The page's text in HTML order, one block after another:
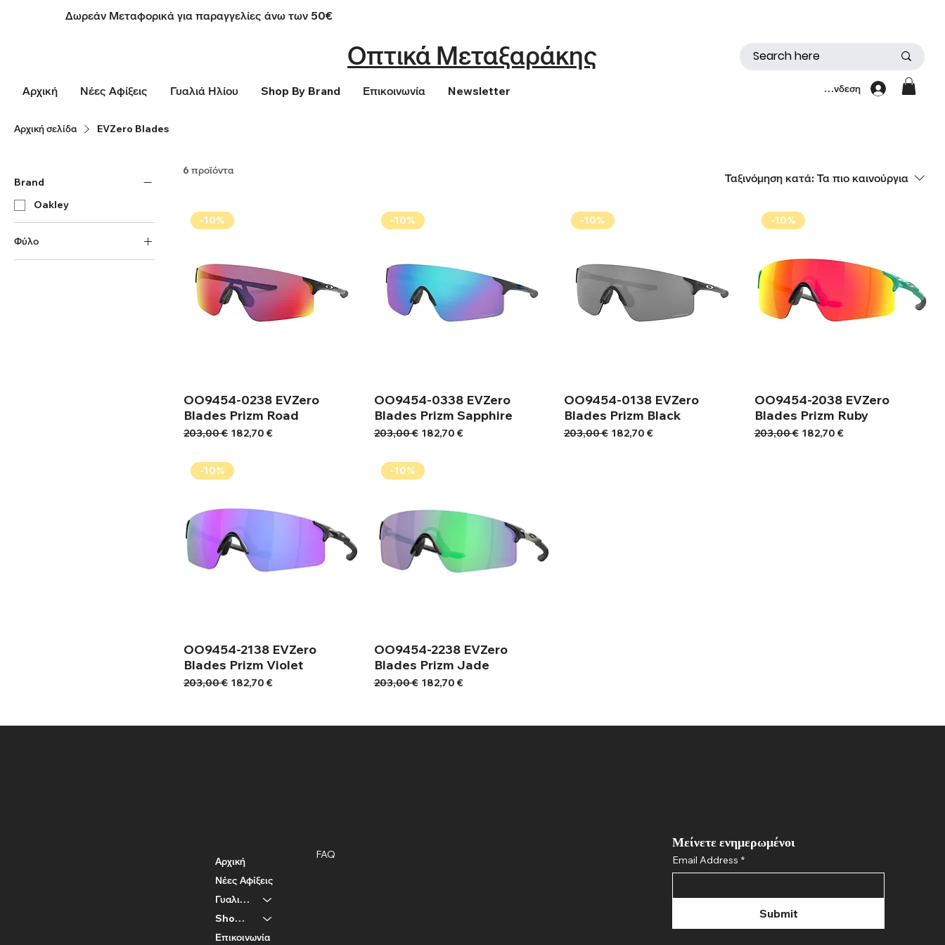
Δωρεάν Μεταφορικά για παραγγελίες άνω των 50€
Αρχική Νέες Αφίξεις Γυαλιά Ηλίου Shop By Brand Επικοινωνία Newsletter
Οπτικά Μεταξαράκης
Σύνδεση
Αρχική σελίδα EVZero Blades
Brand
Oakley
Φύλο
Ανδρικά
6 προϊόντα
Ταξινόμηση κατά: Τα πιο καινούργια
-10%
OO9454-0238 EVZero
Blades Prizm Road
Κανονική τιμή
203,00 € Τιμή Έκπτωσης
182,70 €
-10%
OO9454-0338 EVZero
Blades Prizm Sapphire
Κανονική τιμή
203,00 € Τιμή Έκπτωσης
182,70 €
-10%
OO9454-0138 EVZero
Blades Prizm Black
Κανονική τιμή
203,00 € Τιμή Έκπτωσης
182,70 €
-10%
OO9454-2038 EVZero
Blades Prizm Ruby
Κανονική τιμή
203,00 € Τιμή Έκπτωσης
182,70 €
-10%
OO9454-2138 EVZero
Blades Prizm Violet
Κανονική τιμή
203,00 € Τιμή Έκπτωσης
182,70 €
-10%
OO9454-2238 EVZero
Blades Prizm Jade
Κανονική τιμή
203,00 € Τιμή Έκπτωσης
182,70 €
Αρχική
Νέες Αφίξεις
Γυαλιά Ηλίου
Shop By Brand
Επικοινωνία
FAQ
Μείνετε ενημερωμένοι
Email Address *
Submit